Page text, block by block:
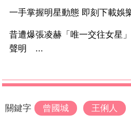
一手掌握明星動態 即刻下載娛
昔遭爆張凌赫「唯一交往女星
聲明 ...
關鍵字 曾國城 王俐人